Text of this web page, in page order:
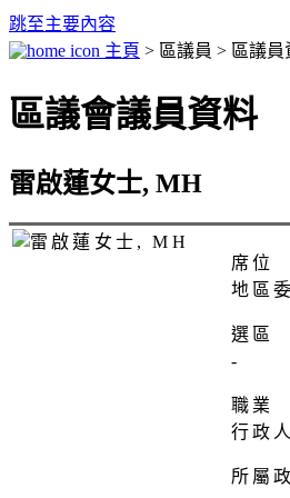
跳至主要內容
主頁 > 區議員 > 區議員
區議會議員資料
雷啟蓮女士, MH
席位
地區
選區
-
職業
行政
所屬